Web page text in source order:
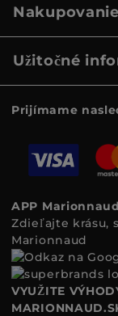
Nakupovanie
Užitočné
Prijímame
APP Marionnaud
Zdieľajte krásu,
Marionnaud
VYUŽITE